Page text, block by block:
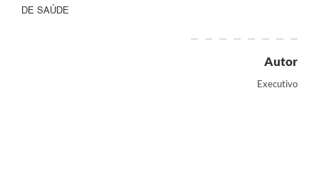
DE SAÚDE
Autor
Executivo